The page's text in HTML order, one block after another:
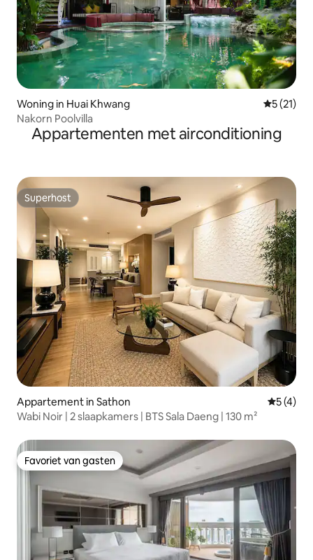
Woning in Huai Khwang
5 (21)
Nakorn Poolvilla
Appartementen met airconditioning
Superhost
Superhost
Appartement in Sathon
5 (4)
Wabi Noir | 2 slaapkamers | BTS Sala Daeng | 130 m²
Favoriet van gasten
Favoriet van gasten